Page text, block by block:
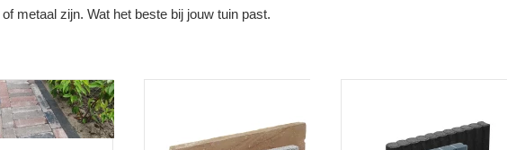
metaal zijn. Wat het beste bij jouw tuin past.